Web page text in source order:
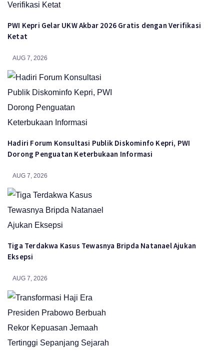
PWI Kepri Gelar UKW Akbar 2026 Gratis dengan Verifikasi
Ketat
AUG 7, 2026
Hadiri Forum Konsultasi Publik Diskominfo Kepri, PWI
Dorong Penguatan Keterbukaan Informasi
AUG 7, 2026
Tiga Terdakwa Kasus Tewasnya Bripda Natanael Ajukan
Eksepsi
AUG 7, 2026